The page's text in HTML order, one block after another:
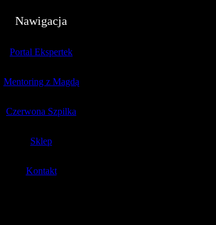
Nawigacja
Portal Ekspertek
Mentoring z Magdą
Czerwona Szpilka
Sklep
Kontakt